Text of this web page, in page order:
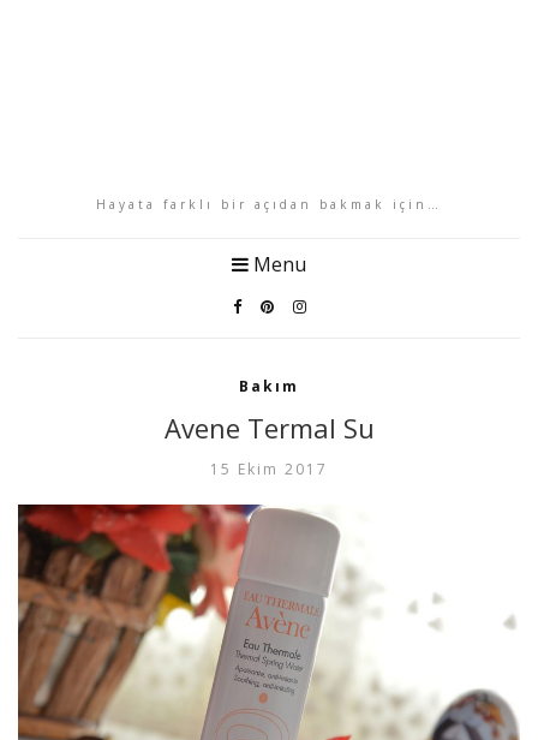
Hayata farklı bir açıdan bakmak için…
Menu
Bakım
Avene Termal Su
15 Ekim 2017